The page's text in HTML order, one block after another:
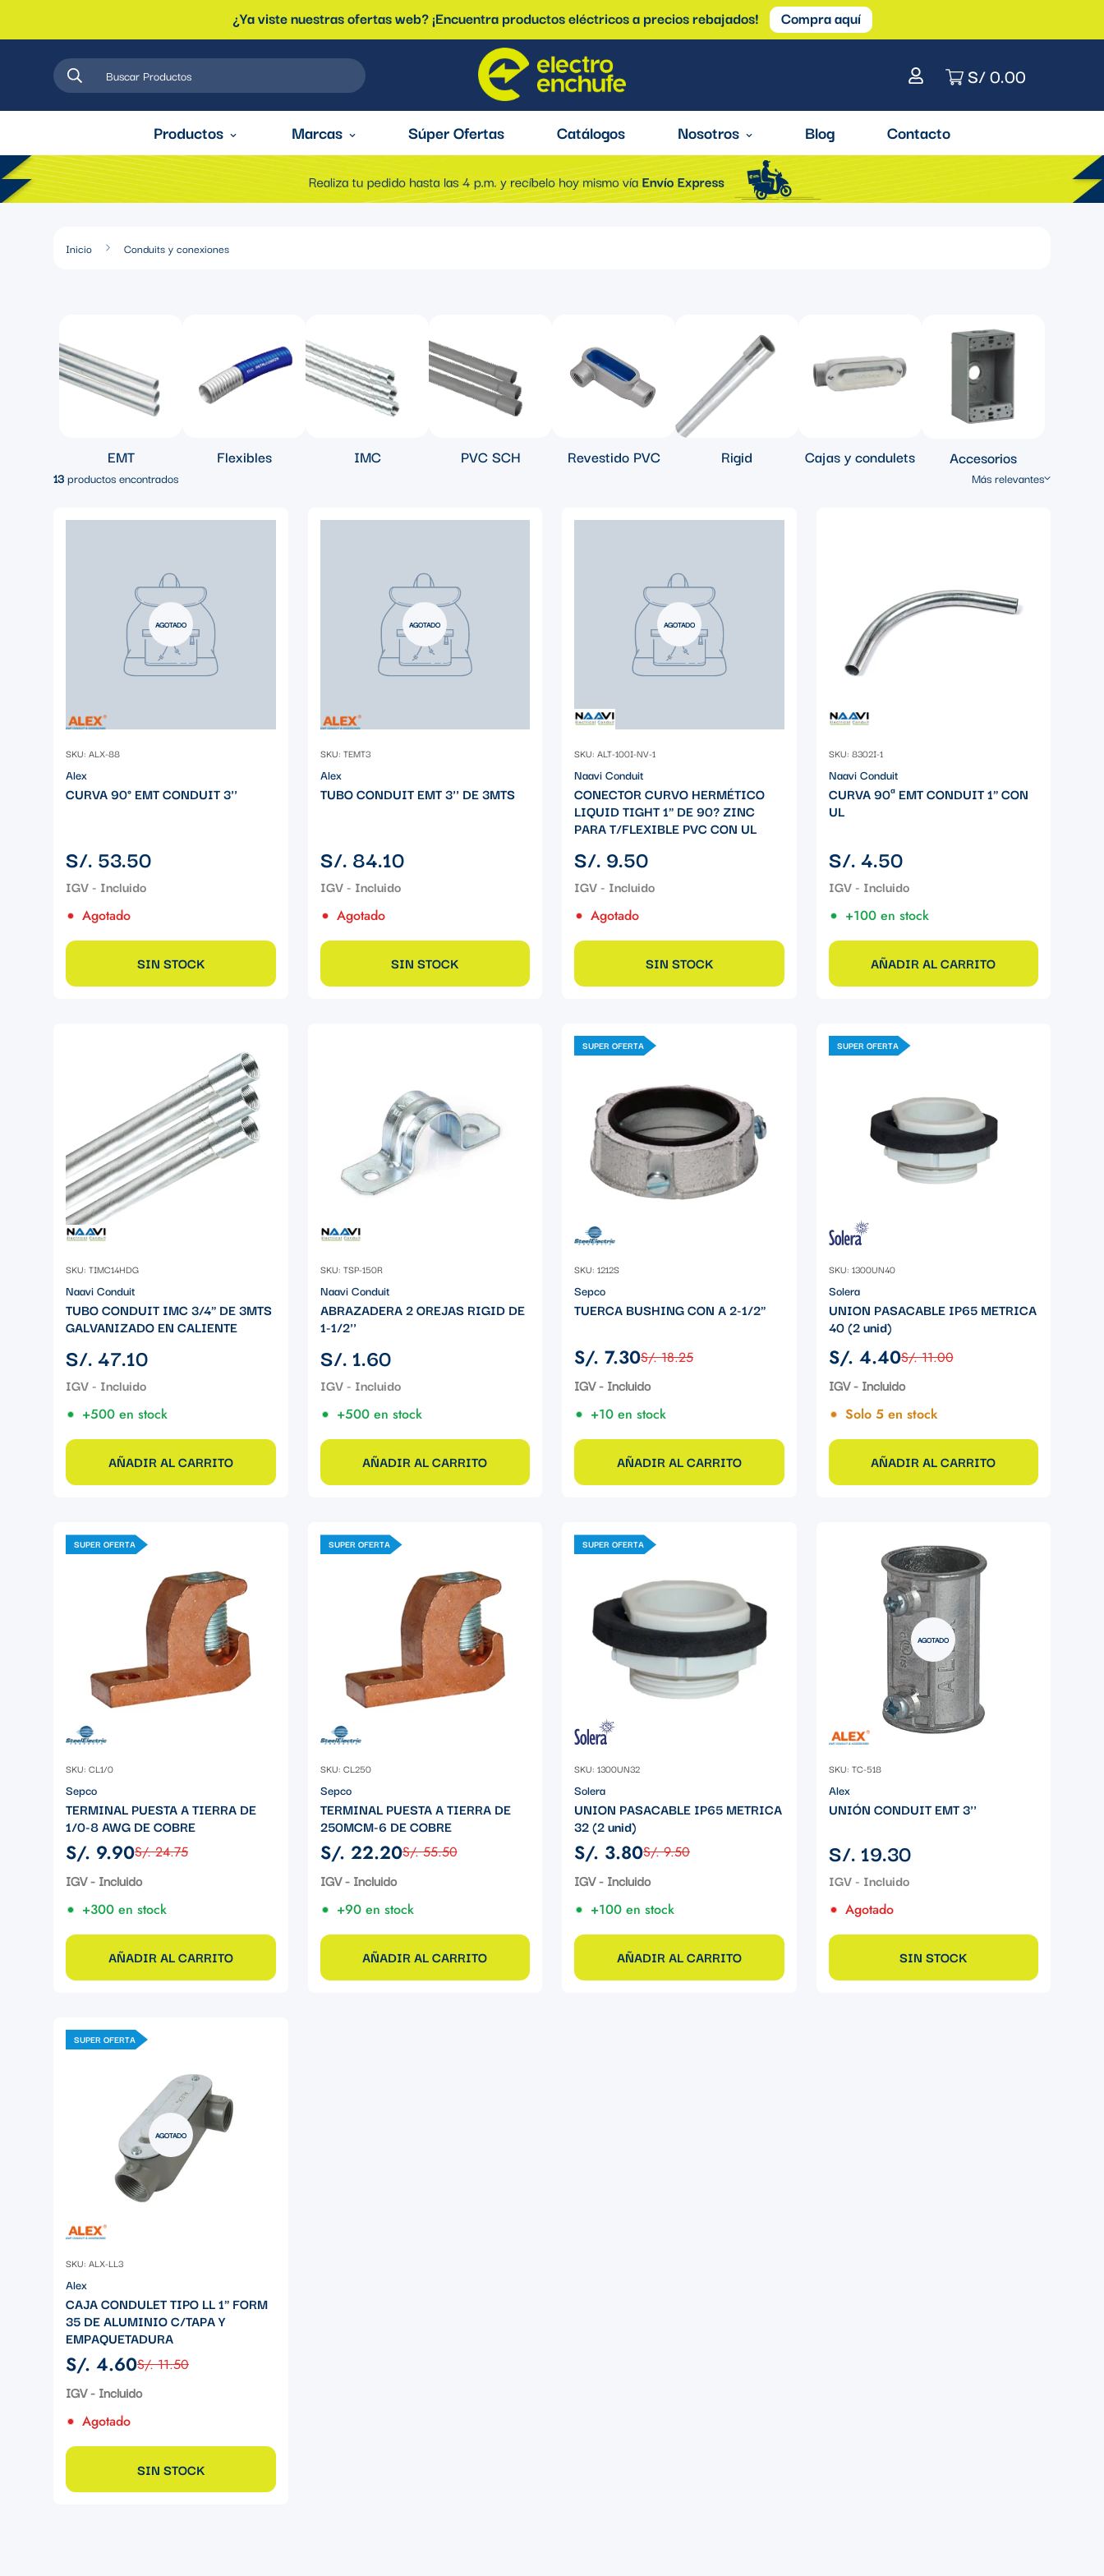
¿Ya viste nuestras ofertas web? ¡Encuentra productos eléctricos a precios rebajados! Compra aquí
Buscar Productos S/ 0.00
Productos Marcas Súper Ofertas Catálogos Nosotros Blog Contacto
Inicio Conduits y conexiones
EMT Flexibles IMC PVC SCH Revestido PVC Rigid Cajas y condulets Accesorios
13productos encontrados Más relevantes
AGOTADO
SKU: ALX-88
Alex
CURVA 90° EMT CONDUIT 3''
Precio
regular
S/. 53.50
Agotado
SIN STOCK
AGOTADO
SKU: TEMT3
Alex
TUBO CONDUIT EMT 3'' DE 3MTS
Precio
regular
S/. 84.10
Agotado
SIN STOCK
AGOTADO
SKU: ALT-100I-NV-1
Naavi Conduit
CONECTOR CURVO HERMÉTICO
LIQUID TIGHT 1" DE 90? ZINC
PARA T/FLEXIBLE PVC CON UL
Precio
regular
S/. 9.50
Agotado
SIN STOCK
SKU: 8302I-1
Naavi Conduit
CURVA 90ª EMT CONDUIT 1" CON
UL
Precio
regular
S/. 4.50
+100 en stock
AÑADIR AL CARRITO
SKU: TIMC14HDG
Naavi Conduit
TUBO CONDUIT IMC 3/4" DE 3MTS
GALVANIZADO EN CALIENTE
Precio
regular
S/. 47.10
+500 en stock
AÑADIR AL CARRITO
SKU: TSP-150R
Naavi Conduit
ABRAZADERA 2 OREJAS RIGID DE
1-1/2''
Precio
regular
S/. 1.60
+500 en stock
AÑADIR AL CARRITO
SUPER OFERTA
SKU: 1212S
Sepco
TUERCA BUSHING CON A 2-1/2"
Precio
de
S/. 7.30
Precio
regular
S/. 18.25
IGV - Incluido
+10 en stock
AÑADIR AL CARRITO
SUPER OFERTA
SKU: 1300UN40
Solera
UNION PASACABLE IP65 METRICA
40 (2 unid)
Precio
de
S/. 4.40
Precio
regular
S/. 11.00
IGV - Incluido
Solo 5 en stock
AÑADIR AL CARRITO
SUPER OFERTA
SKU: CL1/0
Sepco
TERMINAL PUESTA A TIERRA DE
1/0-8 AWG DE COBRE
Precio
de
S/. 9.90
Precio
regular
S/. 24.75
IGV - Incluido
+300 en stock
AÑADIR AL CARRITO
SUPER OFERTA
SKU: CL250
Sepco
TERMINAL PUESTA A TIERRA DE
250MCM-6 DE COBRE
Precio
de
S/. 22.20
Precio
regular
S/. 55.50
IGV - Incluido
+90 en stock
AÑADIR AL CARRITO
SUPER OFERTA
SKU: 1300UN32
Solera
UNION PASACABLE IP65 METRICA
32 (2 unid)
Precio
de
S/. 3.80
Precio
regular
S/. 9.50
IGV - Incluido
+100 en stock
AÑADIR AL CARRITO
AGOTADO
SKU: TC-518
Alex
UNIÓN CONDUIT EMT 3''
Precio
regular
S/. 19.30
Agotado
SIN STOCK
SUPER OFERTA
AGOTADO
SKU: ALX-LL3
Alex
CAJA CONDULET TIPO LL 1" FORM
35 DE ALUMINIO C/TAPA Y
EMPAQUETADURA
Precio
de
S/. 4.60
Precio
regular
S/. 11.50
IGV - Incluido
Agotado
SIN STOCK